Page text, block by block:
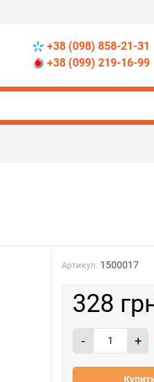
+38 (098) 858-21-31
+38 (099) 219-16-99
Артикул: 1500017
328
- +